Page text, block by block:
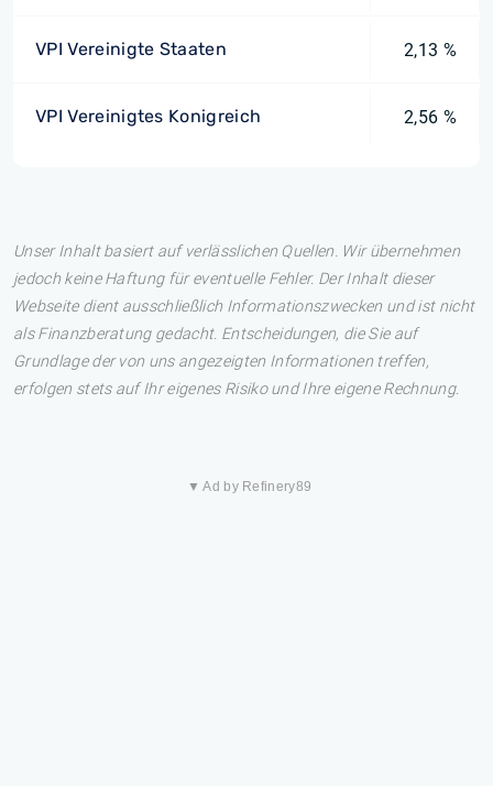
VPI Vereinigte Staaten 2,13 %
VPI Vereinigtes Konigreich 2,56 %
Unser Inhalt basiert auf verlässlichen Quellen. Wir übernehmen
jedoch keine Haftung für eventuelle Fehler. Der Inhalt dieser
Webseite dient ausschließlich Informationszwecken und ist nicht
als Finanzberatung gedacht. Entscheidungen, die Sie auf
Grundlage der von uns angezeigten Informationen treffen,
erfolgen stets auf Ihr eigenes Risiko und Ihre eigene Rechnung.
▼ Ad by Refinery89